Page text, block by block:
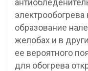
образование
желобах и в
ее вероятного
для обогрева